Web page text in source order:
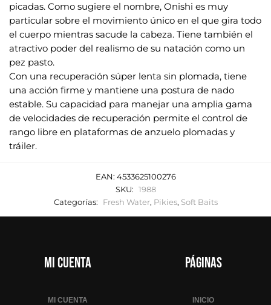
r
r
e
o
e
l
e
c
t
r
o
picadas. Como sugiere el nombre, Onishi es muy
particular sobre el movimiento único en el que gira todo
el cuerpo mientras sacude la cabeza. Tiene también el
atractivo poder del realismo de su natación como un
pez pasto.
Con una recuperación súper lenta sin plomada, tiene
una acción firme y mantiene una postura de nado
estable. Su capacidad para manejar una amplia gama
de velocidades de recuperación permite el control de
rango libre en plataformas de anzuelo plomadas y
tráiler.
EAN: 4533625100276
SKU: 1988
Categorías:
Fresh Water, Pikies, Soft Baits
Mi cuenta
MI CUENTA
Páginas
INICIO